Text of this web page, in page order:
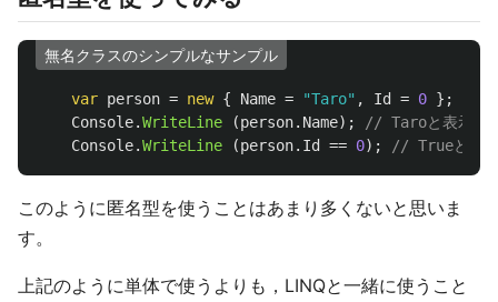
無名クラスのシンプルなサンプル
var person = new { Name = "Taro" , Id = 0 };
Console.WriteLine (person. Name);
// Taroと表示
Console.WriteLine (person. Id == 0); // Trueと表
このように匿名型を使うことはあまり多くないと思いま
す。
上記のように単体で使うよりも，LINQと一緒に使うこと